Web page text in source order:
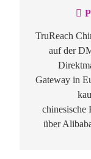
TruReach
auf der
Gateway in
chinesische
über